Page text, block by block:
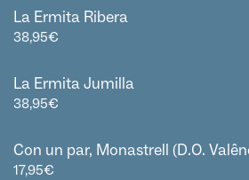
La Ermita Ribera
38,95€
La Ermita Jumilla
38,95€
Con un par, Monastrell (D.O.
17,95€